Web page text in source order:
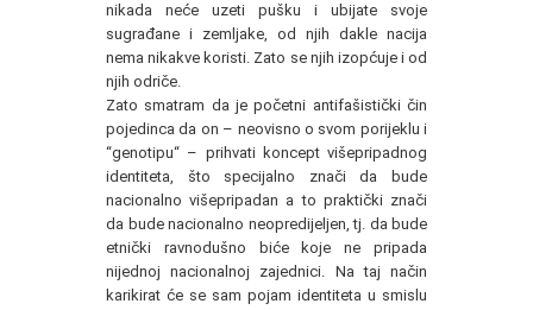
nikada neće uzeti pušku i ubijate svoje
sugrađane i zemljake, od njih dakle nacija
nema nikakve koristi. Zato se njih izopćuje i od
njih odriče.
Zato smatram da je početni antifašistički čin
pojedinca da on – neovisno o svom porijeklu i
“genotipu“ – prihvati koncept višepripadnog
identiteta, što specijalno znači da bude
nacionalno višepripadan a to praktički znači
da bude nacionalno neopredijeljen, tj. da bude
etnički ravnodušno biće koje ne pripada
nijednoj nacionalnoj zajednici. Na taj način
karikirat će se sam pojam identiteta u smislu